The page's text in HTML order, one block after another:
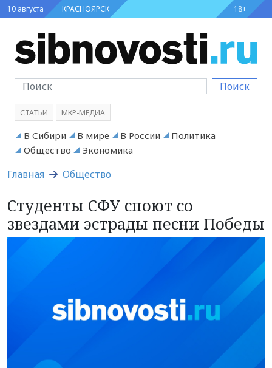
10 августа КРАСНОЯРСК 18+
Поиск
СТАТЬИ МКР-МЕДИА
В Сибири В мире В России
Политика
Общество
Экономика
Главная Общество
Студенты СФУ споют со
звездами эстрады песни Победы